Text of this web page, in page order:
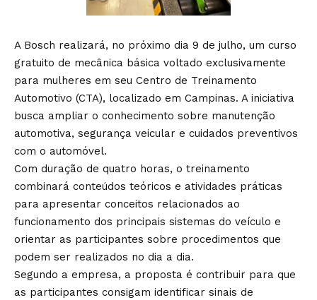
A Bosch realizará, no próximo dia 9 de julho, um curso
gratuito de mecânica básica voltado exclusivamente
para mulheres em seu Centro de Treinamento
Automotivo (CTA), localizado em Campinas. A iniciativa
busca ampliar o conhecimento sobre manutenção
automotiva, segurança veicular e cuidados preventivos
com o automóvel.
Com duração de quatro horas, o treinamento
combinará conteúdos teóricos e atividades práticas
para apresentar conceitos relacionados ao
funcionamento dos principais sistemas do veículo e
orientar as participantes sobre procedimentos que
podem ser realizados no dia a dia.
Segundo a empresa, a proposta é contribuir para que
as participantes consigam identificar sinais de